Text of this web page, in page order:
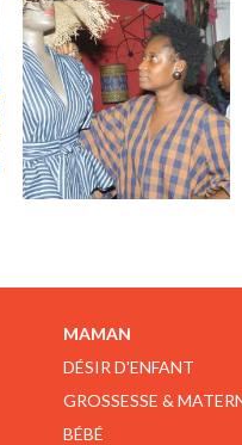
MAMAN
DÉSIR D'ENFANT
GROSSESSE &
BÉBÉ